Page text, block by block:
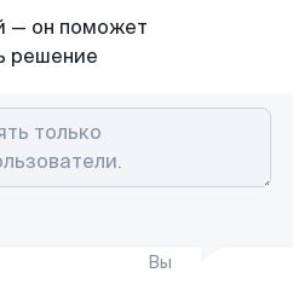
— он поможет
решение
Вы